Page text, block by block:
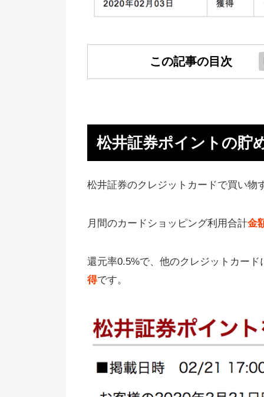
この記事の目次
松井証券ポイントの確認方法
松井証券ポイントの使い方：
ギフト券と交換
単
た
積立できる投資信託まとめ
auPayとは交換できない
松井証券ポイントの貯
松井証券のクレジットカードで買い物
月間のカードショッピング利用合計金
還元率0.5%で、他のクレジットカー
得です。